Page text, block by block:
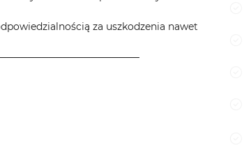
za uszkodzenia nawet